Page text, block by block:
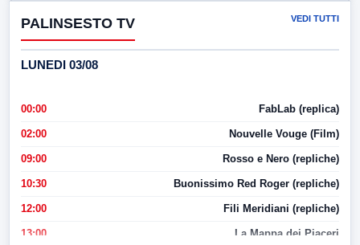
PALINSESTO TV VEDI TUTTI
LUNEDI 03/08
00:00 FabLab (replica)
02:00 Nouvelle Vouge (Film)
09:00 Rosso e Nero (repliche)
10:30 Buonissimo Red Roger (repliche)
12:00 Fili Meridiani (repliche)
13:00 La Mappa dei Piaceri